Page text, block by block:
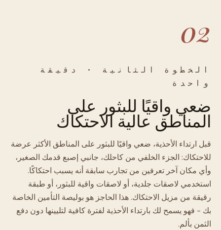
02
الخطوة الثانية · دقيقة
واحدة
ضعي واقيًا للبثور على
المناطق عالية الاحتكاك
قبل ارتداء الأحذية، ضعي واقيًا للبثور على المناطق الأكثر عرضة
للاحتكاك: الجزء الخلفي من كاحلك، جانبي إصبع قدمك الصغير،
وأي مكان آخر تعرفين من تجارب سابقة أنه يسبب احتكاكًا.
استخدمي لاصقات جلدية، أو لاصقات واقية للبثور، أو طبقة
رقيقة من مزيل الاحتكاك. هذا الحاجز هو بوليصة التأمين الخاصة
بك - فهو يسمح لك بارتداء الأحذية لفترة كافية لتليينها دون دفع
الثمن بألم.